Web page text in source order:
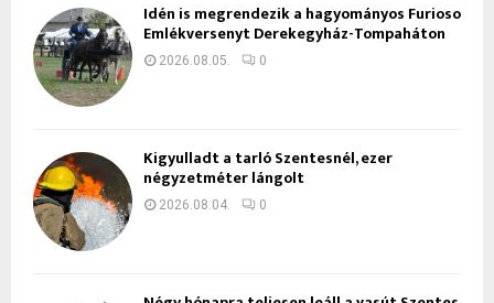
Idén is megrendezik a hagyományos Furioso
Emlékversenyt Derekegyház-Tompaháton
2026.08.05. 0
Kigyulladt a tarló Szentesnél, ezer
négyzetméter lángolt
2026.08.04. 0